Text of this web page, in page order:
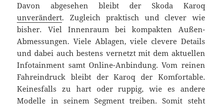
Davon abgesehen bleibt der Skoda Karoq
unverändert. Zugleich praktisch und clever wie
bisher. Viel Innenraum bei kompakten Außen-
Abmessungen. Viele Ablagen, viele clevere Details
und dabei auch bestens vernetzt mit dem aktuellen
Infotainment samt Online-Anbindung. Vom reinen
Fahreindruck bleibt der Karoq der Komfortable.
Keinesfalls zu hart oder ruppig, wie es andere
Modelle in seinem Segment treiben. Somit steht